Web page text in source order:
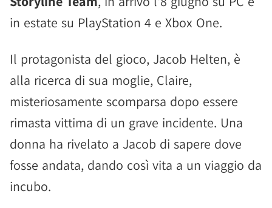
in estate su PlayStation 4 e Xbox One.
Il protagonista del gioco, Jacob Helten, è
alla ricerca di sua moglie, Claire,
misteriosamente scomparsa dopo essere
rimasta vittima di un grave incidente. Una
donna ha rivelato a Jacob di sapere dove
fosse andata, dando così vita a un viaggio da
incubo.